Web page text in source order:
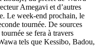
Amegavi et d’autres
Le week-end prochain, le
tournée. De sources
se fera à travers
tels que Kessibo, Badou,